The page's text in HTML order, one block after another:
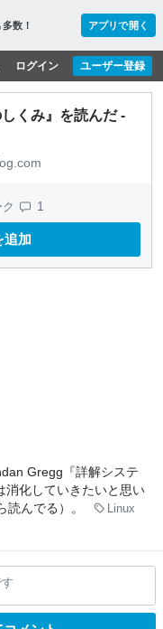
数！ アプリで開く
ユーザー登録
ログイン
くみ』を読んだ -
1
追加
Gregg『詳解システ
消化していきたいと思い
読んでる）。
Linux